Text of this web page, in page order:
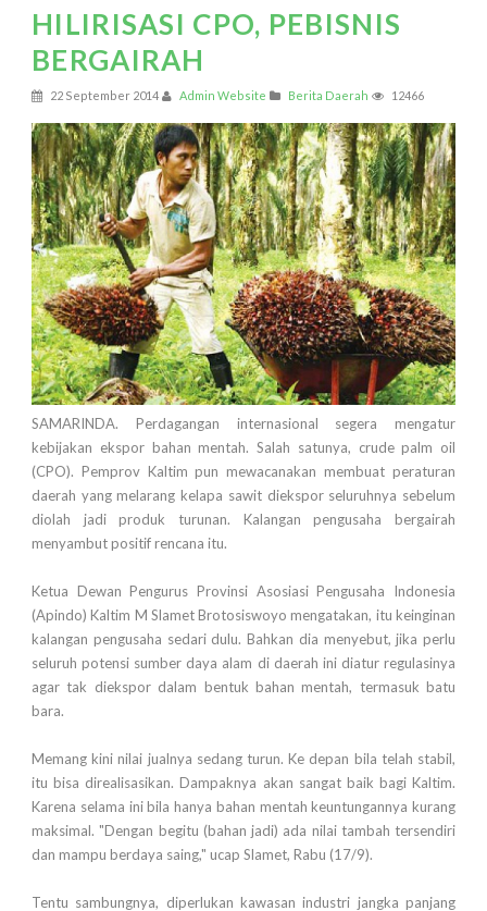
HILIRISASI CPO, PEBISNIS
BERGAIRAH
22 September 2014 Admin Website Berita Daerah 12466
SAMARINDA. Perdagangan internasional segera mengatur
kebijakan ekspor bahan mentah. Salah satunya, crude palm oil
(CPO). Pemprov Kaltim pun mewacanakan membuat peraturan
daerah yang melarang kelapa sawit diekspor seluruhnya sebelum
diolah jadi produk turunan. Kalangan pengusaha bergairah
menyambut positif rencana itu.
Ketua Dewan Pengurus Provinsi Asosiasi Pengusaha Indonesia
(Apindo) Kaltim M Slamet Brotosiswoyo mengatakan, itu keinginan
kalangan pengusaha sedari dulu. Bahkan dia menyebut, jika perlu
seluruh potensi sumber daya alam di daerah ini diatur regulasinya
agar tak diekspor dalam bentuk bahan mentah, termasuk batu
bara.
Memang kini nilai jualnya sedang turun. Ke depan bila telah stabil,
itu bisa direalisasikan. Dampaknya akan sangat baik bagi Kaltim.
Karena selama ini bila hanya bahan mentah keuntungannya kurang
maksimal. "Dengan begitu (bahan jadi) ada nilai tambah tersendiri
dan mampu berdaya saing," ucap Slamet, Rabu (17/9).
Tentu sambungnya, diperlukan kawasan industri jangka panjang